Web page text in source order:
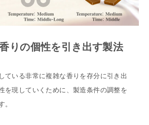
りの個性を引き出す製法
ている非常に複雑な香りを存分に引き出
を現していくために、製造条件の調整を
。